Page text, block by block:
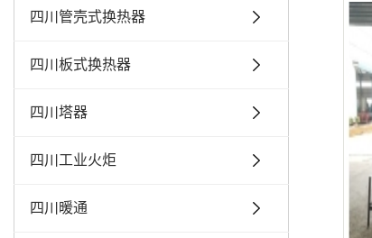
四川管壳式换热器
四川板式换热器
四川塔器
四川工业火炬
四川暖通